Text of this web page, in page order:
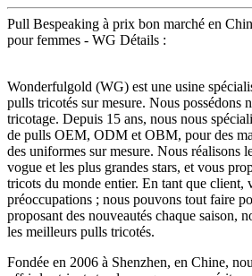
Pull Bespeaking à prix bon marché en
pour femmes - WG Détails :
Wonderfulgold (WG) est une usine
pulls tricotés sur mesure. Nous possédons
tricotage. Depuis 15 ans, nous nous
de pulls OEM, ODM et OBM, pour des
des uniformes sur mesure. Nous réalisons
vogue et les plus grandes stars, et vous
tricots du monde entier. En tant que client,
préoccupations ; nous pouvons tout faire
proposant des nouveautés chaque saison,
les meilleurs pulls tricotés.
Fondée en 2006 à Shenzhen, en Chine,